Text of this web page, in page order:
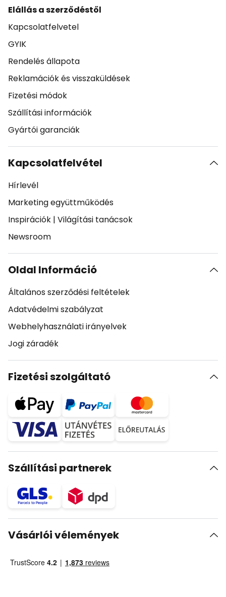
Elállás a szerződéstől
Kapcsolatfelvetel
GYIK
Rendelés állapota
Reklamációk és visszaküldések
Fizetési módok
Szállítási információk
Gyártói garanciák
Kapcsolatfelvétel
Hírlevél
Marketing együttműködés
Inspirációk | Világítási tanácsok
Newsroom
Oldal Információ
Általános szerződési feltételek
Adatvédelmi szabályzat
Webhelyhasználati irányelvek
Jogi záradék
Fizetési szolgáltató
Szállítási partnerek
Vásárlói vélemények